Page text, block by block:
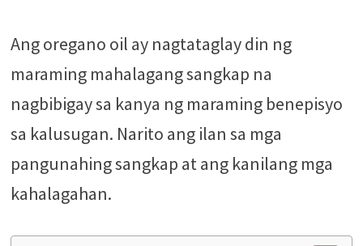
Ang oregano oil ay nagtataglay din ng
maraming mahalagang sangkap na
nagbibigay sa kanya ng maraming benepisyo
sa kalusugan. Narito ang ilan sa mga
pangunahing sangkap at ang kanilang mga
kahalagahan.